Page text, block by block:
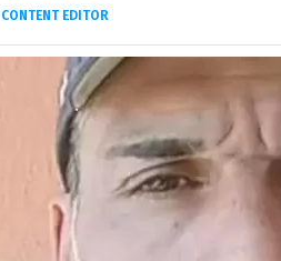
CONTENT EDITOR
Laureata in Linguaggi dei
moda, dove cerco sempre le